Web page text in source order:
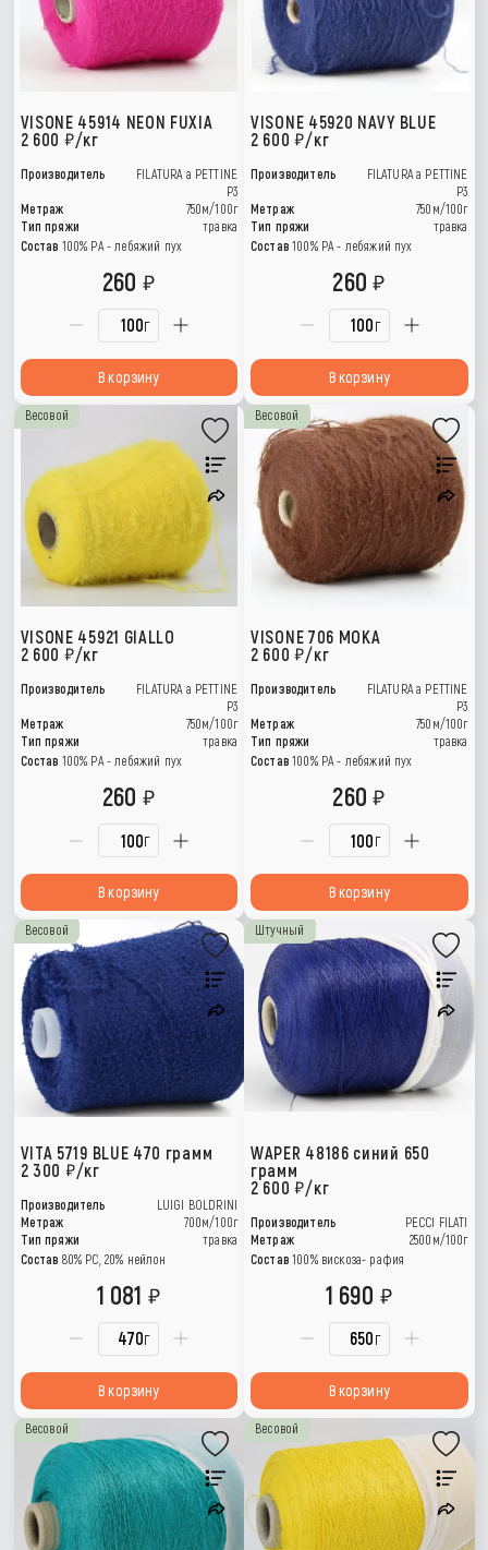
VISONE 45914 NEON FUXIA
2 600
/кг
Производитель
FILATURA a PETTINE
P3
Метраж
750м/100г
Тип пряжи
травка
Состав 100% PA - лебяжий пух
г
260
В корзину
VISONE 45920 NAVY BLUE
2 600 /кг
Производитель
FILATURA a PETTINE
P3
Метраж
750м/100г
Тип пряжи
травка
Состав 100% PA - лебяжий пух
г
260
В корзину
Весовой
VISONE 45921 GIALLO
2 600
/кг
Производитель
FILATURA a PETTINE
P3
Метраж
750м/100г
Тип пряжи
травка
Состав 100% PA - лебяжий пух
г
260
В корзину
Весовой
VISONE 706 MOKA
2 600 /кг
Производитель
FILATURA a PETTINE
P3
Метраж
750м/100г
Тип пряжи
травка
Состав 100% PA - лебяжий пух
г
260
В корзину
Весовой
VITA 5719 BLUE 470 грамм
2 300
/кг
Производитель
LUIGI BOLDRINI
Метраж
700м/100г
Тип пряжи
травка
Состав 80% РС, 20% нейлон
г
1 081
В корзину
Штучный
WAPER 48186 синий 650
грамм
2 600 /кг
Производитель
PECCI FILATI
Метраж
2500м/100г
Состав 100% вискоза- рафия
г
1 690
В корзину
Весовой Весовой